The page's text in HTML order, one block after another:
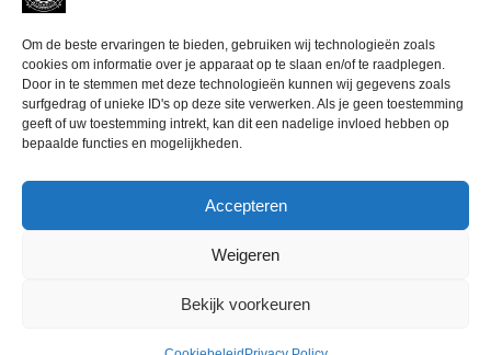
Om de beste ervaringen te bieden, gebruiken wij technologieën zoals
cookies om informatie over je apparaat op te slaan en/of te raadplegen.
Door in te stemmen met deze technologieën kunnen wij gegevens zoals
surfgedrag of unieke ID's op deze site verwerken. Als je geen toestemming
geeft of uw toestemming intrekt, kan dit een nadelige invloed hebben op
bepaalde functies en mogelijkheden.
Accepteren
Weigeren
Bekijk voorkeuren